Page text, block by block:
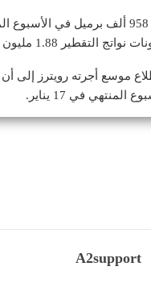
وذكرت البيانات ‬أن مخزونات الخام صعدت
موسع أجرته رويترز إلى
A2support